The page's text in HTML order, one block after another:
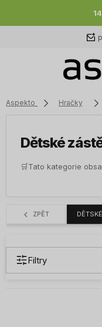
Aspekto Hračky
Dětské
🛒Tato kategorie
ZPĚT
Filtry